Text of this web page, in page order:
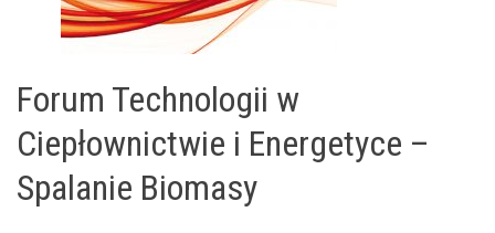
Forum Technologii w
Ciepłownictwie i Energetyce –
Spalanie Biomasy